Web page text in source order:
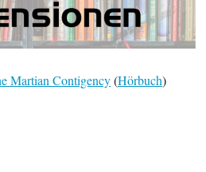
Martian Contigency(Hörbuch)